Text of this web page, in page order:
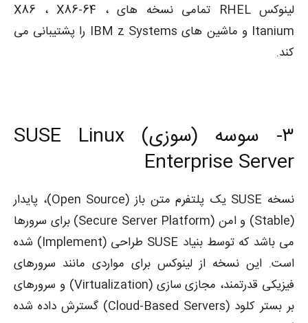
لینوکس RHEL تمامی نسخه های X86 ، X86-64 ،
Itanium و ماشین های IBM z Systems را پشتیبانی می
کند.
۳-
سوسه (سوزی) SUSE Linux
Enterprise Server
نسخه SUSE یک پلتفرم متن باز (Open Source)، پایدار
(Stable) و امن (Secure Server Platform) برای سرورها
می باشد که توسط بنیاد SUSE طراحی (Implement) شده
است. این نسخه از لینوکس برای مواردی مانند سرورهای
فیزیکی قدرتمند، مجازی سازی (Virtualization) و سرورهای
بر بستر کلود (Cloud-Based Servers) گسترش داده شده